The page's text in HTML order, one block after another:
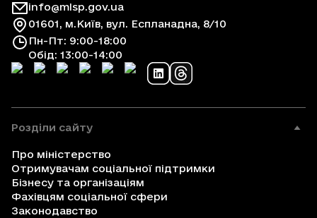
info@mlsp.gov.ua
01601, м.Київ, вул. Еспланадна, 8/10
Пн-Пт: 9:00-18:00
Обід: 13:00-14:00
Розділи сайту
Про міністерство
Отримувачам соціальної підтримки
Бізнесу та організаціям
Фахівцям соціальної сфери
Законодавство